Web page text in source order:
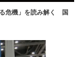
る危機」を読み解く 国